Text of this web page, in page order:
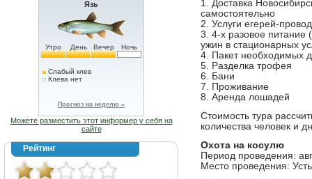
Язь
Утро День Вечер Ночь
Слабый клев
Клева нет
Прогноз на неделю »
Можете разместить этот информер у себя на
сайте
Рейтинг
1. Доставка
самостоятельно
2. Услуги егерей-
3. 4-х разовое питание
ужин в стационарных
4. Пакет необходимых
5. Разделка трофея
6. Бани
7. Проживание
8. Аренда лошадей
Стоимость тура
количества человек и
Охота на косулю
Период проведения:
Место проведения: